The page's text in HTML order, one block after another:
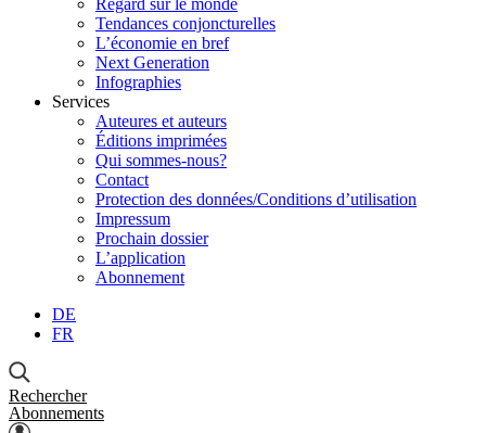
Regard sur le monde
Tendances conjoncturelles
L’économie en bref
Next Generation
Infographies
Services
Auteures et auteurs
Éditions imprimées
Qui sommes-nous?
Contact
Protection des données/Conditions d’utilisation
Impressum
Prochain dossier
L’application
Abonnement
DE
FR
Rechercher
Abonnements